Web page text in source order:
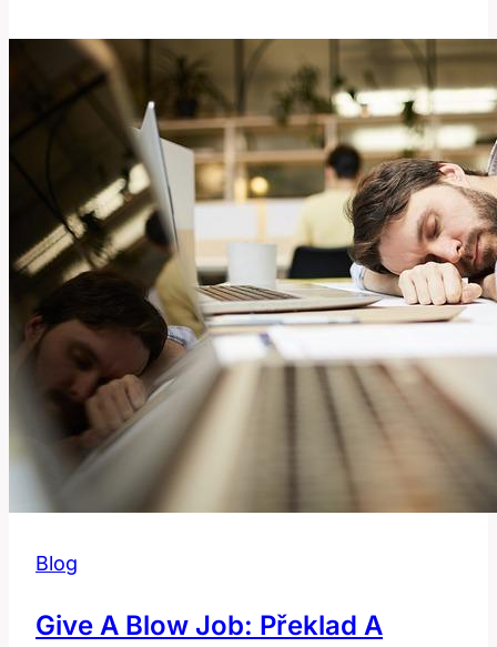
výraz
jeho
překlad!
Blog
Give A Blow Job: Překlad A